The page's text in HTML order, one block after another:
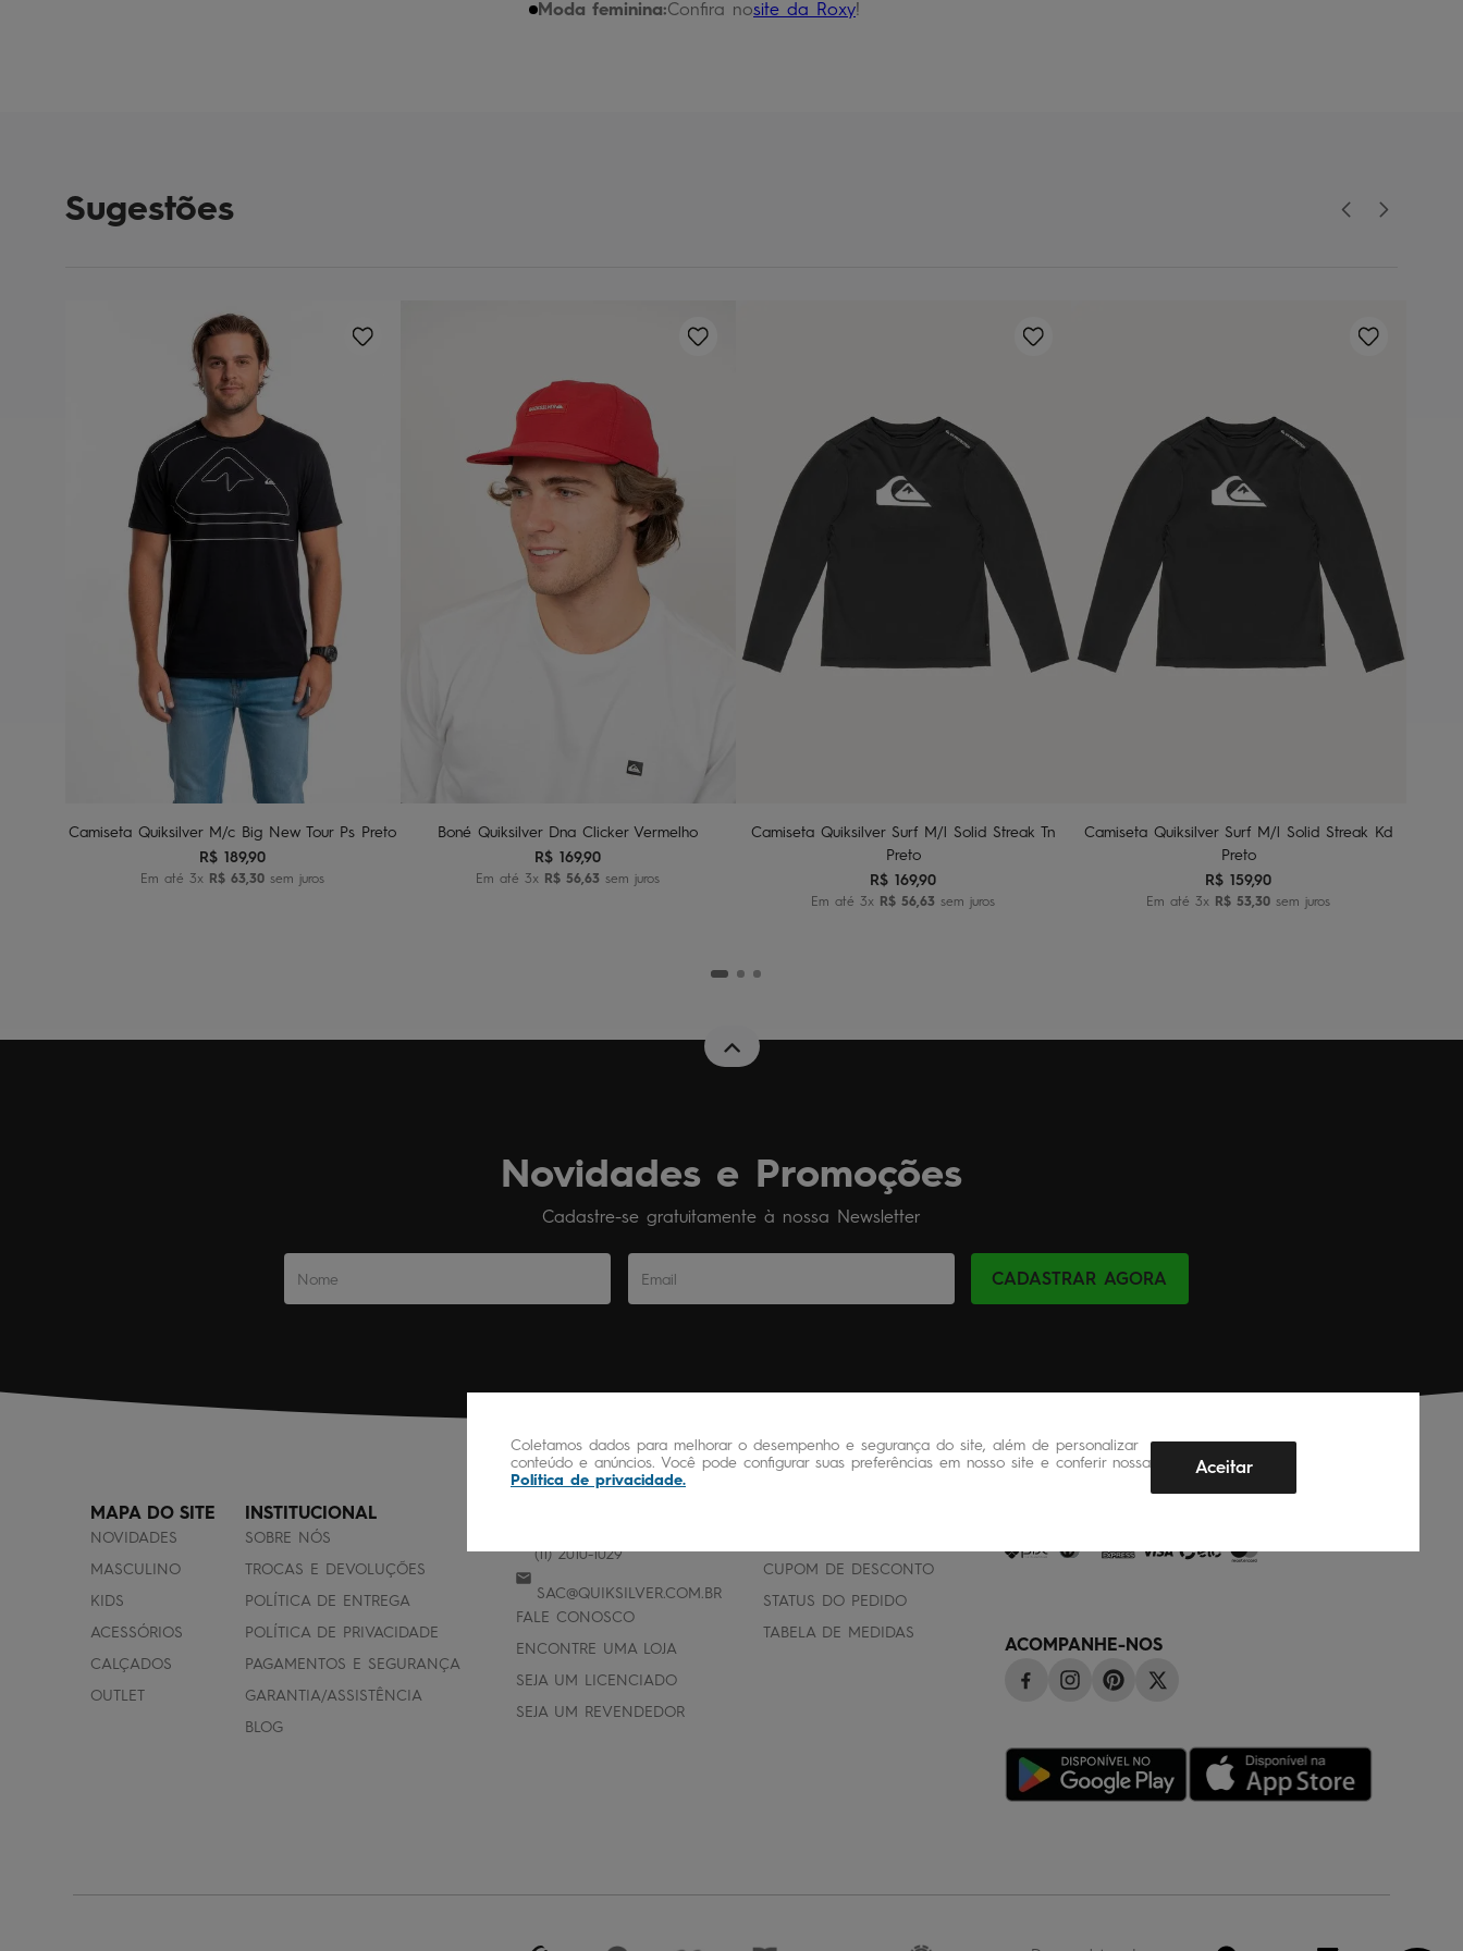
Coletamos dados para melhorar o desempenho e segurança do site, além de personalizar
conteúdo e anúncios. Você pode configurar suas preferências em nosso site e conferir nossa
Política de privacidade.
Aceitar
Moda feminina:Confira nosite da Roxy!
Sugestões
G2 G3
Adicionar ao carrinho
Camiseta Quiksilver M/c Big New Tour Ps Preto
R$ 189,90
Em até3x R$ 63,30 sem juros
Adicionar ao carrinho
Boné Quiksilver Dna Clicker Vermelho
R$ 169,90
Em até3x R$ 56,63 sem juros
Camiseta Quiksilver Surf M/l Solid Streak Tn
Preto
R$ 169,90
Em até3x R$ 56,63 sem juros
Camiseta Quiksilver Surf M/l Solid Streak Kd
Preto
R$ 159,90
Em até3x R$ 53,30 sem juros
Novidades e Promoções
Cadastre-se gratuitamente à nossa Newsletter
CADASTRAR AGORA
MAPA DO SITE
NOVIDADES
MASCULINO
KIDS
ACESSÓRIOS
CALÇADOS
OUTLET
INSTITUCIONAL
SOBRE NÓS
TROCAS E DEVOLUÇÕES
POLÍTICA DE ENTREGA
POLÍTICA DE PRIVACIDADE
PAGAMENTOS E SEGURANÇA
GARANTIA/ASSISTÊNCIA
BLOG
(11) 2010-1029
SAC@QUIKSILVER.COM.BR
FALE CONOSCO
ENCONTRE UMA LOJA
SEJA UM LICENCIADO
SEJA UM REVENDEDOR
CUPOM DE DESCONTO
STATUS DO PEDIDO
TABELA DE MEDIDAS
ACOMPANHE-NOS